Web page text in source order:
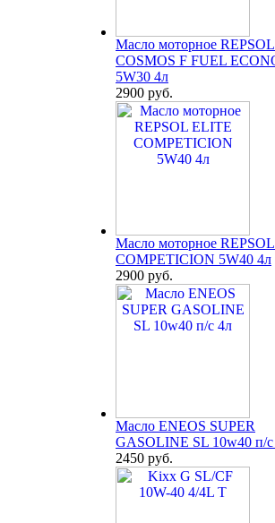
Масло моторное
COSMOS F FUEL
5W30 4л
2900 руб.
Масло моторное
COMPETICION 5W40 4л
2900 руб.
Масло ENEOS SUPER
GASOLINE SL 10w40 п/с
2450 руб.